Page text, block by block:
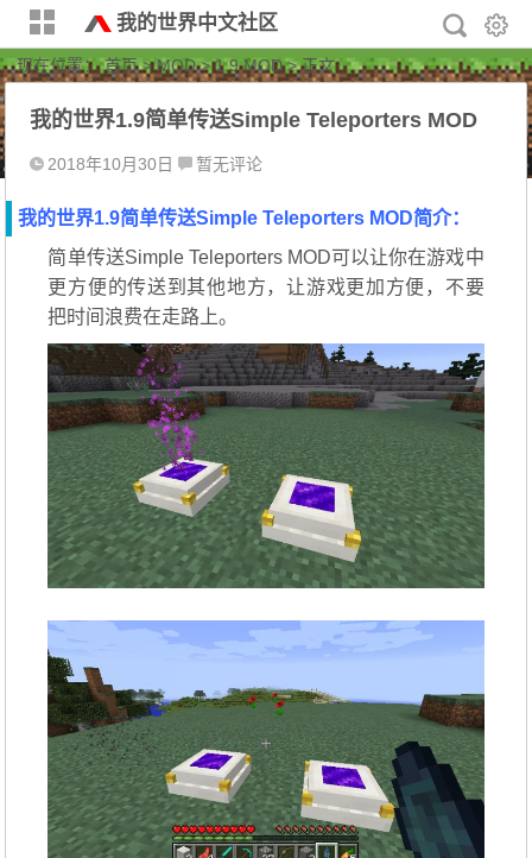
我的世界中文社区
现在位置：首页>MOD>1.9 MOD> 正文
我的世界1.9简单传送Simple Teleporters MOD
2018年10月30日 暂无评论
我的世界1.9简单传送Simple Teleporters MOD简介：
简单传送Simple Teleporters MOD可以让你在游戏中
更方便的传送到其他地方，让游戏更加方便，不要
把时间浪费在走路上。